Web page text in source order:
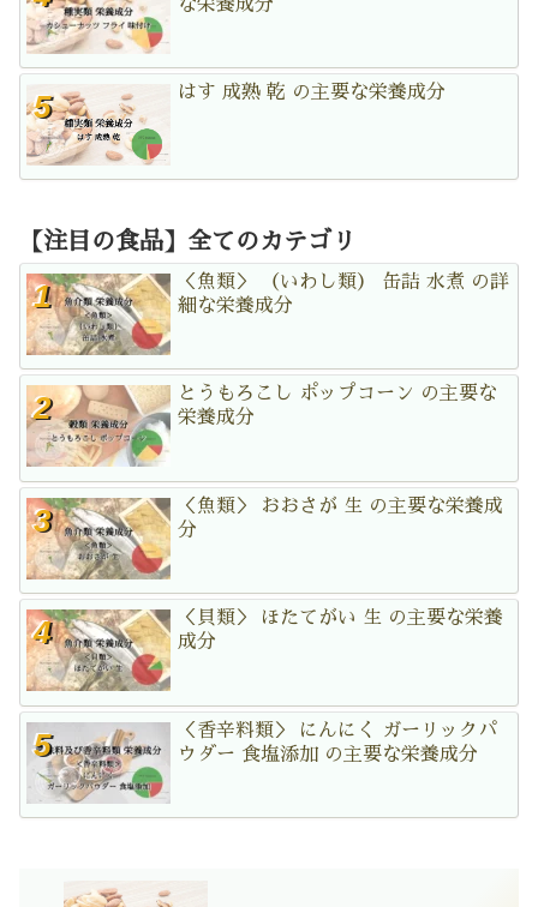
な栄養成分
はす 成熟 乾 の主要な栄養成分
【注目の食品】全てのカテゴリ
＜魚類＞ （いわし類） 缶詰 水煮 の詳
細な栄養成分
とうもろこし ポップコーン の主要な
栄養成分
＜魚類＞ おおさが 生 の主要な栄養成
分
＜貝類＞ ほたてがい 生 の主要な栄養
成分
＜香辛料類＞ にんにく ガーリックパ
ウダー 食塩添加 の主要な栄養成分